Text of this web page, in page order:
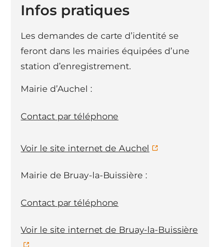
Infos pratiques
Les demandes de carte d’identité se
feront dans les mairies équipées d’une
station d’enregistrement.
Mairie d’Auchel :
Contact par téléphone
Voir le site internet de Auchel
Mairie de Bruay-la-Buissière :
Contact par téléphone
Voir le site internet de Bruay-la-Buissière